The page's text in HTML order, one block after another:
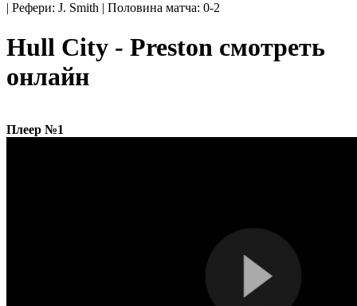
| Рефери: J. Smith | Половина матча: 0-2
Hull City - Preston смотреть
онлайн
Плеер №1